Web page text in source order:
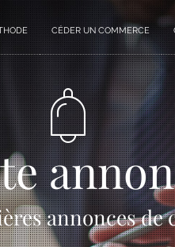
CÉDER UN COMMERCE
annonces de